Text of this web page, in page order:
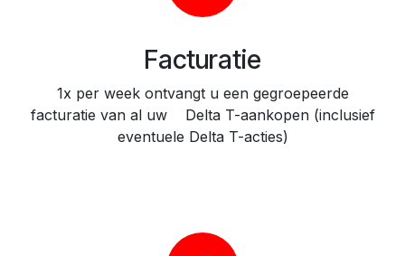
Facturatie
1x per week ontvangt u een gegroepeerde
facturatie van al uw Delta T-aankopen (inclusief
eventuele Delta T-acties)